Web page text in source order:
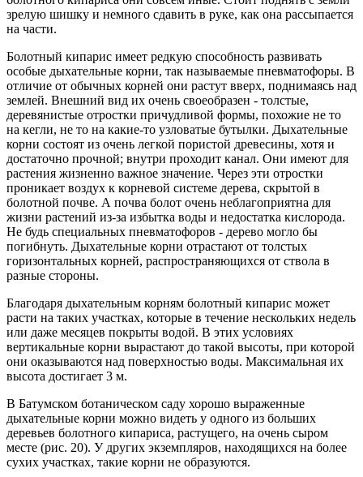
зрелую шишку и немного сдавить в руке, как она рассыпается
на части.
Болотный кипарис имеет редкую способность развивать
особые дыхательные корни, так называемые пневматофоры. В
отличие от обычных корней они растут вверх, поднимаясь над
землей. Внешний вид их очень своеобразен - толстые,
деревянистые отростки причудливой формы, похожие не то
на кегли, не то на какие-то узловатые бутылки. Дыхательные
корни состоят из очень легкой пористой древесины, хотя и
достаточно прочной; внутри проходит канал. Они имеют для
растения жизненно важное значение. Через эти отростки
проникает воздух к корневой системе дерева, скрытой в
болотной почве. А почва болот очень неблагоприятна для
жизни растений из-за избытка воды и недостатка кислорода.
Не будь специальных пневматофоров - дерево могло бы
погибнуть. Дыхательные корни отрастают от толстых
горизонтальных корней, распространяющихся от ствола в
разные стороны.
Благодаря дыхательным корням болотный кипарис может
расти на таких участках, которые в течение нескольких недель
или даже месяцев покрыты водой. В этих условиях
вертикальные корни вырастают до такой высоты, при которой
они оказываются над поверхностью воды. Максимальная их
высота достигает 3 м.
В Батумском ботаническом саду хорошо выраженные
дыхательные корни можно видеть у одного из больших
деревьев болотного кипариса, растущего, на очень сыром
месте (рис. 20). У других экземпляров, находящихся на более
сухих участках, такие корни не образуются.